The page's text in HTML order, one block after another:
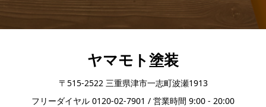
ヤマモト塗装
〒515-2522 三重県津市一志町波瀬1913
フリーダイヤル 0120-02-7901 / 営業時間 9:00 - 20:00